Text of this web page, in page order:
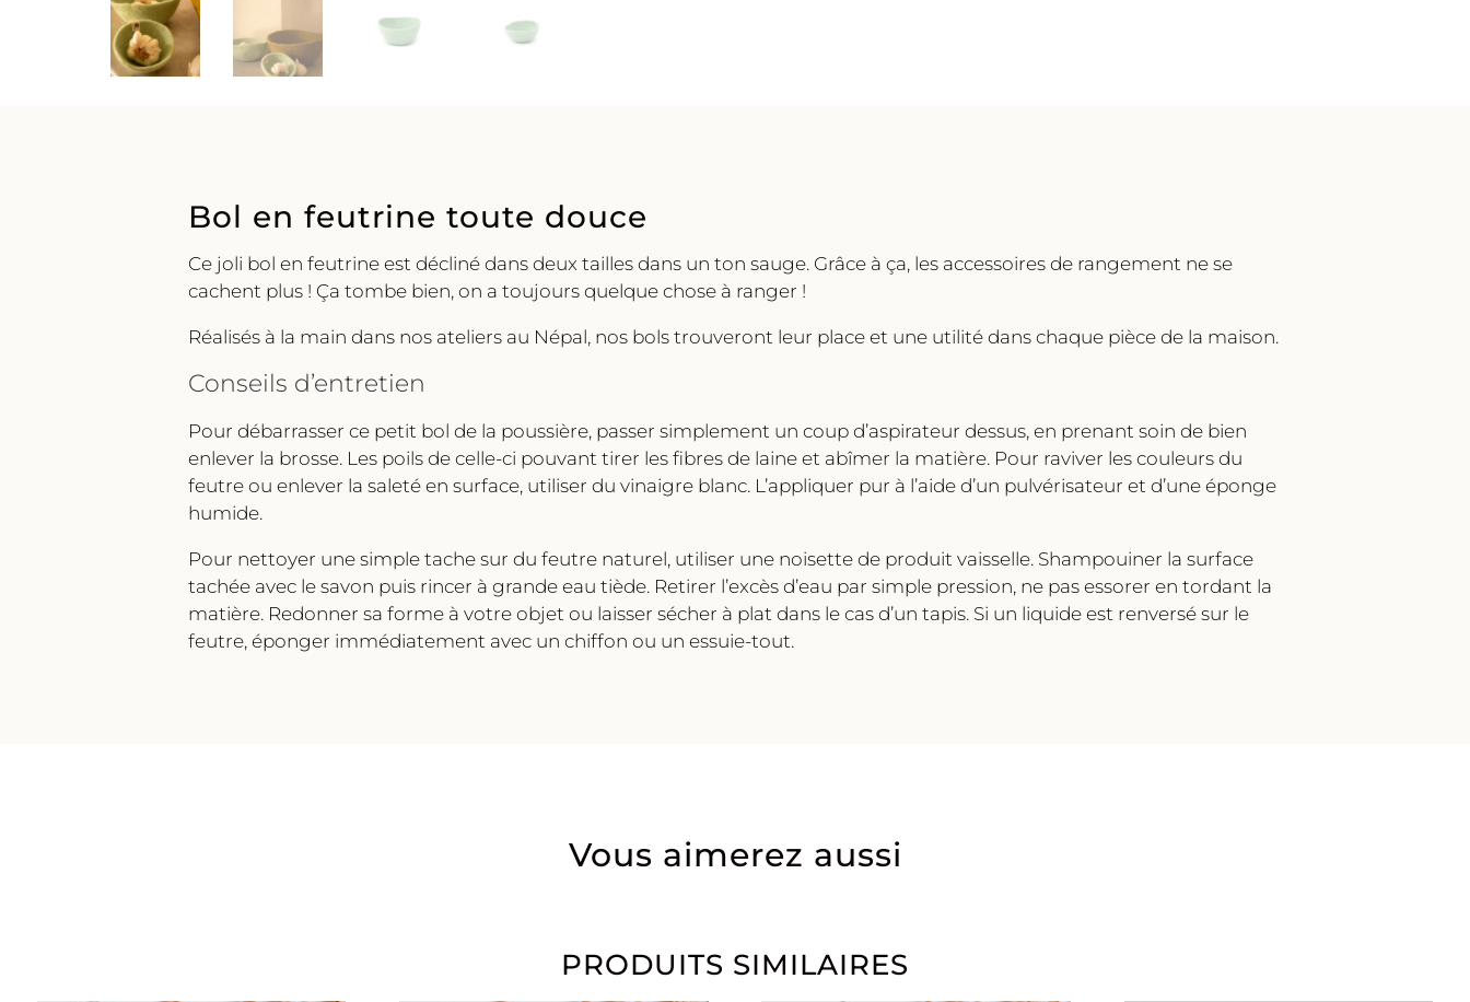
Bol en feutrine toute douce
Ce joli bol en feutrine est décliné dans deux tailles dans un ton sauge. Grâce à ça, les accessoires de rangement ne se
cachent plus ! Ça tombe bien, on a toujours quelque chose à ranger !
Réalisés à la main dans nos ateliers au Népal, nos bols trouveront leur place et une utilité dans chaque pièce de la maison.
Conseils d’entretien
Pour débarrasser ce petit bol de la poussière, passer simplement un coup d’aspirateur dessus, en prenant soin de bien
enlever la brosse. Les poils de celle-ci pouvant tirer les fibres de laine et abîmer la matière. Pour raviver les couleurs du
feutre ou enlever la saleté en surface, utiliser du vinaigre blanc. L’appliquer pur à l’aide d’un pulvérisateur et d’une éponge
humide.
Pour nettoyer une simple tache sur du feutre naturel, utiliser une noisette de produit vaisselle. Shampouiner la surface
tachée avec le savon puis rincer à grande eau tiède. Retirer l’excès d’eau par simple pression, ne pas essorer en tordant la
matière. Redonner sa forme à votre objet ou laisser sécher à plat dans le cas d’un tapis. Si un liquide est renversé sur le
feutre, éponger immédiatement avec un chiffon ou un essuie-tout.
Vous aimerez aussi
PRODUITS SIMILAIRES